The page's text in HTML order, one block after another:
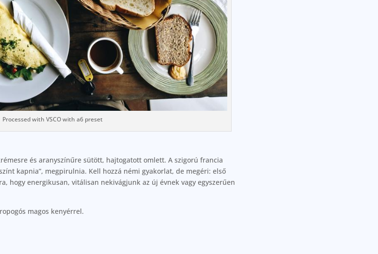
Processed with VSCO with a6 preset
és aranyszínűre sütött, hajtogatott omlett. A szigorú francia
kapnia”, megpirulnia. Kell hozzá némi gyakorlat, de megéri: első
hogy energikusan, vitálisan nekivágjunk az új évnek vagy egyszerűen
magos kenyérrel.